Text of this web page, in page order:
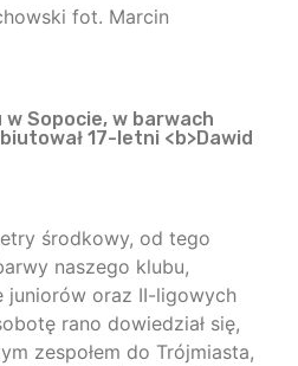
fot. Marcin
w Sopocie, w barwach
17-letni <b>Dawid
środkowy, od tego
naszego klubu,
juniorów oraz II-ligowych
rano dowiedział się,
zespołem do Trójmiasta,